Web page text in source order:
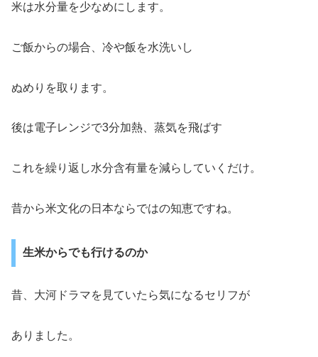
米は水分量を少なめにします。
ご飯からの場合、冷や飯を水洗いし
ぬめりを取ります。
後は電子レンジで3分加熱、蒸気を飛ばす
これを繰り返し水分含有量を減らしていくだけ。
昔から米文化の日本ならではの知恵ですね。
生米からでも行けるのか
昔、大河ドラマを見ていたら気になるセリフが
ありました。